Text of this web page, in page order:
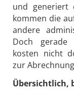
und generiert
kommen die
andere
Doch gerade
kosten nicht
zur
Übersichtlich,